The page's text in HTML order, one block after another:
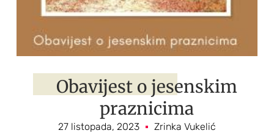
Obavijest o jesenskim
praznicima
27 listopada, 2023 Zrinka Vukelić